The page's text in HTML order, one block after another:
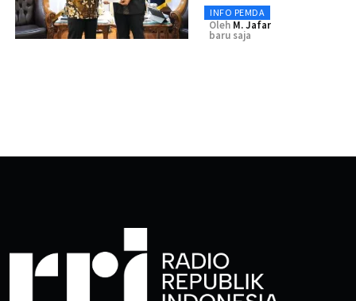
INFO PEMDA
Oleh M. Jafar
baru saja